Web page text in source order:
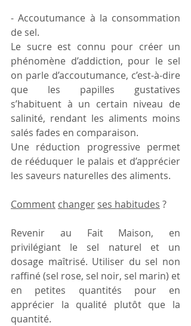
- Accoutumance à la consommation
de sel.
Le sucre est connu pour créer un
phénomène d’addiction, pour le sel
on parle d’accoutumance, c’est-à-dire
que les papilles gustatives
s’habituent à un certain niveau de
salinité, rendant les aliments moins
salés fades en comparaison.
Une réduction progressive permet
de rééduquer le palais et d’apprécier
les saveurs naturelles des aliments.
Comment changer ses habitudes ?
Revenir au Fait Maison, en
privilégiant le sel naturel et un
dosage maîtrisé. Utiliser du sel non
raffiné (sel rose, sel noir, sel marin) et
en petites quantités pour en
apprécier la qualité plutôt que la
quantité.